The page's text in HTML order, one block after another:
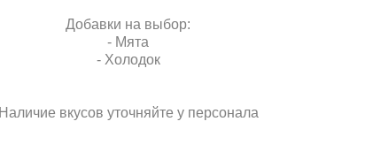
Добавки на выбор:
- Мята
- Холодок
Наличие вкусов уточняйте у персонала